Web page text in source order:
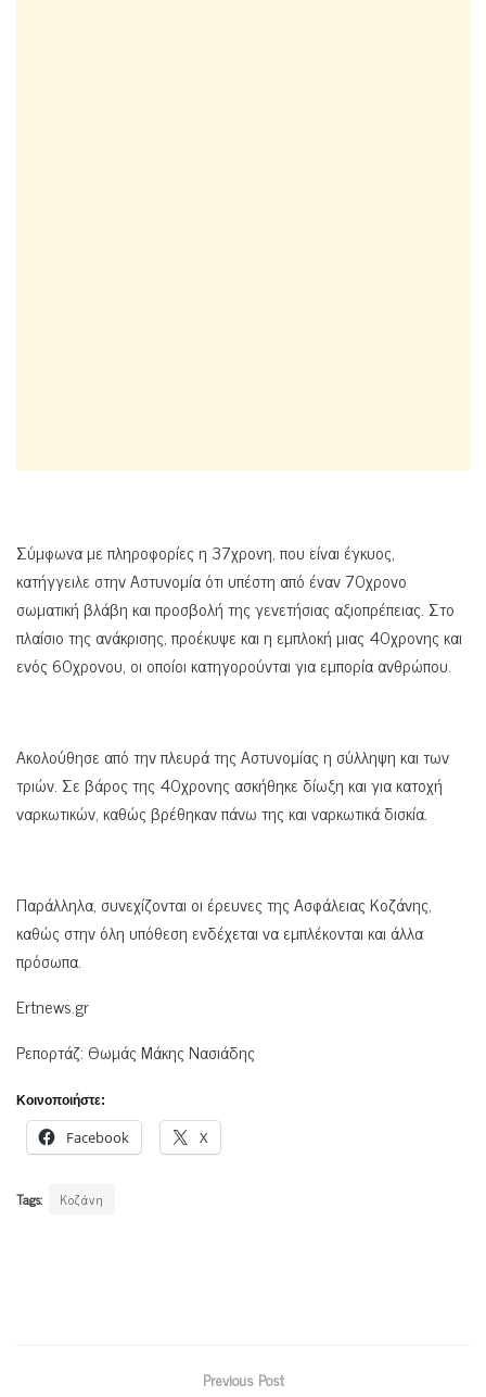
Σύμφωνα με πληροφορίες η 37χρονη, που είναι έγκυος,
κατήγγειλε στην Αστυνομία ότι υπέστη από έναν 70χρονο
σωματική βλάβη και προσβολή της γενετήσιας αξιοπρέπειας. Στο
πλαίσιο της ανάκρισης, προέκυψε και η εμπλοκή μιας 40χρονης και
ενός 60χρονου, οι οποίοι κατηγορούνται για εμπορία ανθρώπου.
Ακολούθησε από την πλευρά της Αστυνομίας η σύλληψη και των
τριών. Σε βάρος της 40χρονης ασκήθηκε δίωξη και για κατοχή
ναρκωτικών, καθώς βρέθηκαν πάνω της και ναρκωτικά δισκία.
Παράλληλα, συνεχίζονται οι έρευνες της Ασφάλειας Κοζάνης,
καθώς στην όλη υπόθεση ενδέχεται να εμπλέκονται και άλλα
πρόσωπα.
Ertnews.gr
Ρεπορτάζ: Θωμάς Μάκης Νασιάδης
Κοινοποιήστε:
Facebook X
Tags: Κοζάνη
Previous Post